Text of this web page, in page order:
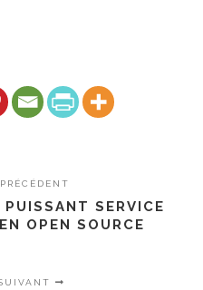
SERVICE
OPEN SOURCE